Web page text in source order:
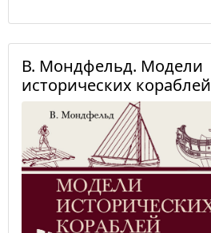
В. Мондфельд. Модели
исторических кораблей